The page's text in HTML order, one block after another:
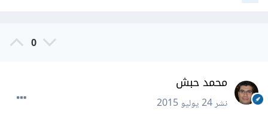
0
محمد حبش
نشر24 يوليو 2015